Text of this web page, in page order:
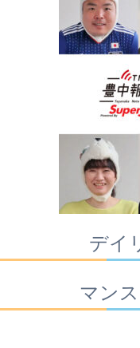
デイ
マン